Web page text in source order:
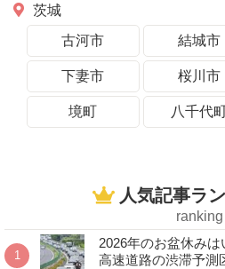
茨城
古河市
結城市
下妻市 桜川市
境町 八千代
人気記事ラ
ranking
2026年のお盆休み
高速道路の渋滞予測